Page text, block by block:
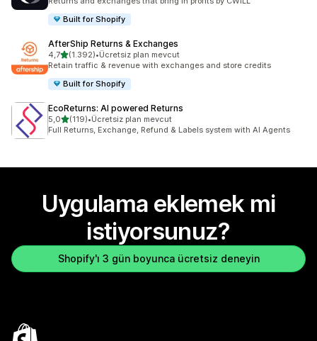
Built for Shopify
AfterShip Returns & Exchanges
4,75 yıldız üzerinden
(1.392)
toplam 1392 değerlendirme
•Ücretsiz plan mevcut
Retain traffic & revenue with exchanges and store credits
Built for Shopify
EcoReturns: AI powered Returns
5,05 yıldız üzerinden
(119)
toplam 119 değerlendirme
•Ücretsiz plan mevcut
Full Returns, Exchange, Refund & Labels system with AI Agents
Uygulama eklemek mi
istiyorsunuz?
Shopify'ı 3 gün boyunca ücretsiz deneyin